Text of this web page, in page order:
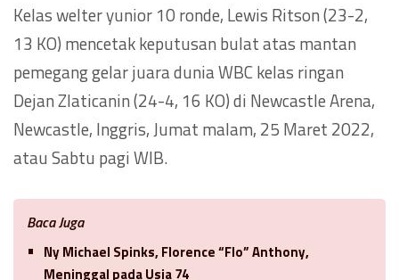
Kelas welter yunior 10 ronde, Lewis Ritson (23-2,
13 KO) mencetak keputusan bulat atas mantan
pemegang gelar juara dunia WBC kelas ringan
Dejan Zlaticanin (24-4, 16 KO) di Newcastle Arena,
Newcastle, Inggris, Jumat malam, 25 Maret 2022,
atau Sabtu pagi WIB.
Baca Juga
Ny Michael Spinks, Florence “Flo” Anthony,
Meninggal pada Usia 74